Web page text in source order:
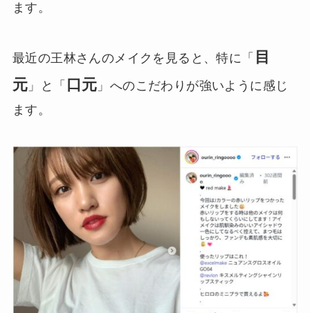
ます。
最近の王林さんのメイクを見ると、特に「 目
元 」と「 口元 」へのこだわりが強いように感じ
ます。